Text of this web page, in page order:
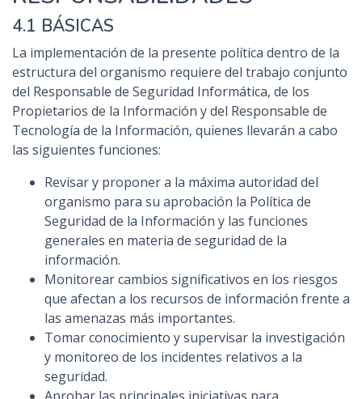
4.1 BÁSICAS
La implementación de la presente política dentro de la
estructura del organismo requiere del trabajo conjunto
del Responsable de Seguridad Informática, de los
Propietarios de la Información y del Responsable de
Tecnología de la Información, quienes llevarán a cabo
las siguientes funciones:
Revisar y proponer a la máxima autoridad del
organismo para su aprobación la Política de
Seguridad de la Información y las funciones
generales en materia de seguridad de la
información.
Monitorear cambios significativos en los riesgos
que afectan a los recursos de información frente a
las amenazas más importantes.
Tomar conocimiento y supervisar la investigación
y monitoreo de los incidentes relativos a la
seguridad.